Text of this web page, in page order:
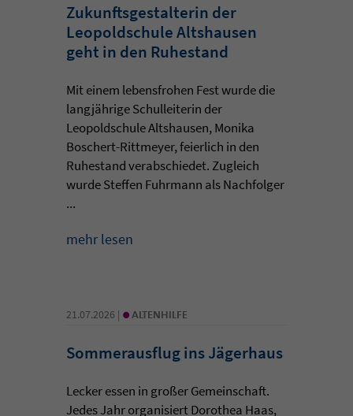
Zukunftsgestalterin der
Leopoldschule Altshausen
geht in den Ruhestand
Mit einem lebensfrohen Fest wurde die
langjährige Schulleiterin der
Leopoldschule Altshausen, Monika
Boschert-Rittmeyer, feierlich in den
Ruhestand verabschiedet. Zugleich
wurde Steffen Fuhrmann als Nachfolger
...
mehr lesen
21.07.2026 | • ALTENHILFE
Sommerausflug ins Jägerhaus
Lecker essen in großer Gemeinschaft.
Jedes Jahr organisiert Dorothea Haas,